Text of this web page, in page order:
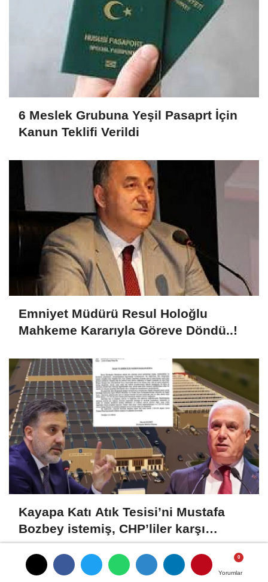
Yorumlar
Yorumlar
6 Meslek Grubuna Yeşil Pasaprt İçin
Kanun Teklifi Verildi
Emniyet Müdürü Resul Holoğlu
Mahkeme Kararıyla Göreve Döndü..!
Kayapa Katı Atık Tesisi’ni Mustafa
Bozbey istemiş, CHP’liler karşı
çıkıyor!